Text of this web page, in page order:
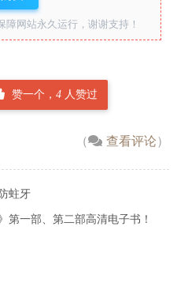
网站永久运行，谢谢支持！
赞一个，4 人赞过
（ 查看评论）
蛀牙
第一部、第二部高清电子书！